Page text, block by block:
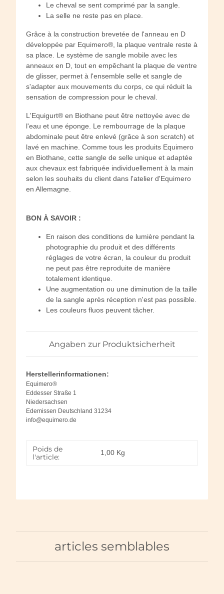
Le cheval se sent comprimé par la sangle.
La selle ne reste pas en place.
Grâce à la construction brevetée de l'anneau en D
développée par Equimero®, la plaque ventrale reste à
sa place. Le système de sangle mobile avec les
anneaux en D, tout en empêchant la plaque de ventre
de glisser, permet à l'ensemble selle et sangle de
s'adapter aux mouvements du corps, ce qui réduit la
sensation de compression pour le cheval.
L'Equigurt® en Biothane peut être nettoyée avec de
l'eau et une éponge. Le rembourrage de la plaque
abdominale peut être enlevé (grâce à son scratch) et
lavé en machine. Comme tous les produits Equimero
en Biothane, cette sangle de selle unique et adaptée
aux chevaux est fabriquée individuellement à la main
selon les souhaits du client dans l'atelier d'Equimero
en Allemagne.
BON À SAVOIR :
En raison des conditions de lumière pendant la
photographie du produit et des différents
réglages de votre écran, la couleur du produit
ne peut pas être reproduite de manière
totalement identique.
Une augmentation ou une diminution de la taille
de la sangle après réception n'est pas possible.
Les couleurs fluos peuvent tâcher.
Angaben zur Produktsicherheit
Herstellerinformationen:
Equimero®
Eddesser Straße 1
Niedersachsen
Edemissen Deutschland 31234
info@equimero.de
Poids de
l'article:
1,00 Kg
articles semblables